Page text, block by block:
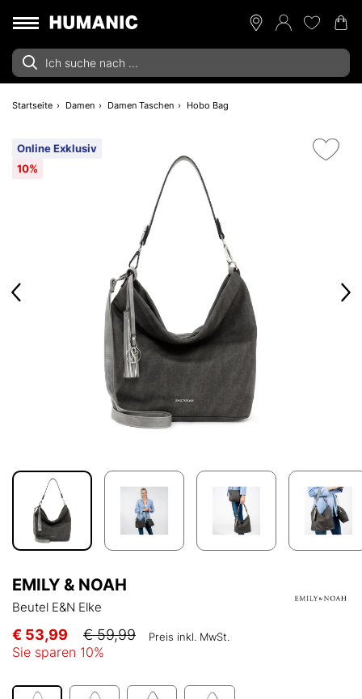
Startseite Damen Damen Taschen Hobo Bag
Online Exklusiv
10%
EMILY & NOAH
Beutel E&N Elke
€ 53,99 € 59,99 Preis inkl. MwSt.
Sie sparen 10%